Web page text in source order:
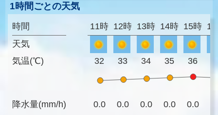
1時間ごとの天気
時間
天気
気温(℃)
降水量(mm/h)
11時 12時 13時 14時 15時
32 33 34 35 36
0.0 0.0 0.0 0.0 0.0